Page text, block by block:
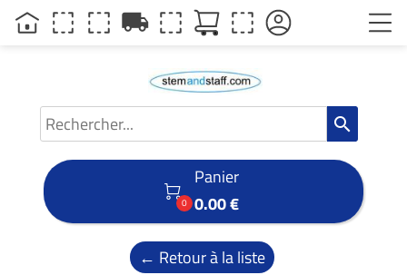
search

0
Panier
0.00 €
← Retour à la liste
local_shipping